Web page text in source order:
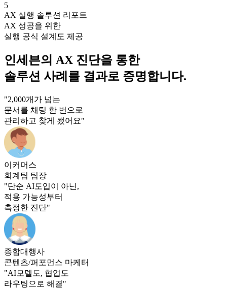
5
AX 실행 솔루션 리포트
AX 성공을 위한
실행 공식 설계도 제공
인세븐의 AX 진단을 통한
솔루션 사례를 결과로 증명합니다.
"2,000개가 넘는
문서를 채팅 한 번으로
관리하고 찾게 됐어요"
이커머스
회계팀 팀장
"단순 AI도입이 아닌,
적용 가능성부터
측정한 진단"
종합대행사
콘텐츠/퍼포먼스 마케터
"AI모델도, 협업도
라우팅으로 해결"